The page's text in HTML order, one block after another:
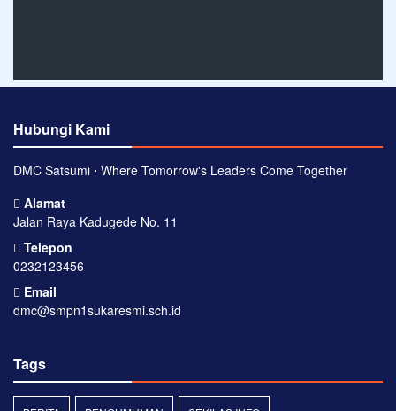
Hubungi Kami
DMC Satsumi ⋅ Where Tomorrow's Leaders Come Together
Alamat
Jalan Raya Kadugede No. 11
Telepon
0232123456
Email
dmc@smpn1sukaresmi.sch.id
Tags